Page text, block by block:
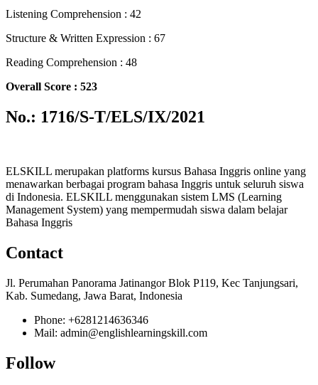
Listening Comprehension : 42
Structure & Written Expression : 67
Reading Comprehension : 48
Overall Score : 523
No.: 1716/S-T/ELS/IX/2021
ELSKILL merupakan platforms kursus Bahasa Inggris online yang
menawarkan berbagai program bahasa Inggris untuk seluruh siswa
di Indonesia. ELSKILL menggunakan sistem LMS (Learning
Management System) yang mempermudah siswa dalam belajar
Bahasa Inggris
Contact
Jl. Perumahan Panorama Jatinangor Blok P119, Kec Tanjungsari,
Kab. Sumedang, Jawa Barat, Indonesia
Phone: +6281214636346
Mail: admin@englishlearningskill.com
Follow